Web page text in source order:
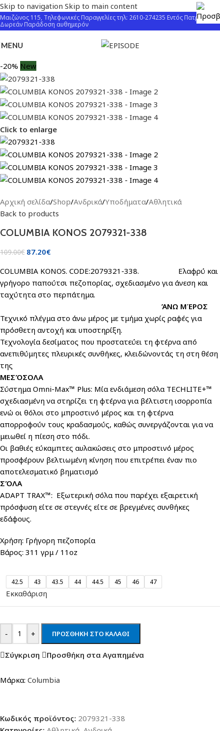
Skip to navigation Skip to main content
Μαιζώνος 115, Τηλεφωνικές Παραγγελίες τηλ: 2610-274235 Εντός Πατρών
Δωρεάν Παράδοση αυθημερόν
MENU
-20% New
Click to enlarge
Αρχική σελίδα/Shop/Ανδρικά/Υποδήματα/Αθλητικά
Back to products
COLUMBIA KONOS 2079321-338
109.00€ 87.20€
COLUMBIA KONOS. CODE:2079321-338. Ελαφρύ και
γρήγορο παπούτσι πεζοπορίας, σχεδιασμένο για άνεση και
ταχύτητα στο περπάτημα.
ΆΝΩ ΜΈΡΟΣ
Τεχνικό πλέγμα στο άνω μέρος με τμήμα χωρίς ραφές για
πρόσθετη αντοχή και υποστηρίξη.
Τεχνολογία δεσίματος που προστατεύει τη φτέρνα από
ανεπιθύμητες πλευρικές συνθήκες, κλειδώνοντάς τη στη θέση
της
ΜΕΣΌΣΟΛΑ
Σύστημα Omni-Max™ Plus: Mία ενδιάμεση σόλα TECHLITE+™
σχεδιασμένη να στηρίζει τη φτέρνα για βέλτιστη ισορροπία
ενώ οι θόλοι στο μπροστινό μέρος και τη φτέρνα
απορροφούν τους κραδασμούς, καθώς συνεργάζονται για να
μειωθεί η πίεση στο πόδι.
Οι βαθιές εύκαμπτες αυλακώσεις στο μπροστινό μέρος
προσφέρουν βελτιωμένη κίνηση που επιτρέπει έναν πιο
αποτελεσματικό βηματισμό
ΣΌΛΑ
ADAPT TRAX™: Εξωτερική σόλα που παρέχει εξαιρετική
πρόσφυση είτε σε στεγνές είτε σε βρεγμένες συνθήκες
εδάφους.
Χρήση: Γρήγορη πεζοπορία
Βάρος: 311 γρμ / 11oz
42.5 43 43.5 44 44.5 45 46 47
Εκκαθάριση
- + ΠΡΟΣΘΉΚΗ ΣΤΟ ΚΑΛΆΘΙ
Σύγκριση Προσθήκη στα Αγαπημένα
Μάρκα: Columbia
Κωδικός προϊόντος: 2079321-338